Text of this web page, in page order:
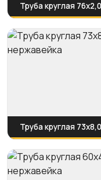
Труба круглая
Труба круглая